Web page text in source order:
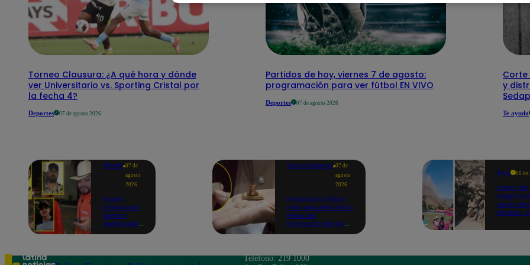
Torneo Clausura: ¿A qué hora y dónde
ver Universitario vs. Sporting Cristal por
la fecha 4?
Deportes 07 de agosto 2026
Partidos de hoy, viernes 7 de agosto:
programación para ver fútbol EN VIVO
Deportes 07 de agosto 2026
Corte
y
Te ayudo
Mundo 07 de
agosto
2026
Nueve
influencers
fueron
asesinados
el Cártel de
Entretenimiento 07 de
agosto
2026
Presentan el libro
más pequeño de la
Feria del
Internacional del
Perú 06 de
Sismo de
Junín
heridos,
propició
Teléfono: 219 1000